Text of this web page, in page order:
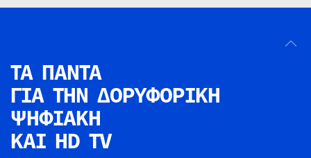
ΤΑ ΠΑΝΤΑ
ΓΙΑ ΤΗΝ ΔΟΡΥΦΟΡΙΚΗ
ΨΗΦΙΑΚΗ
ΚΑΙ HD TV